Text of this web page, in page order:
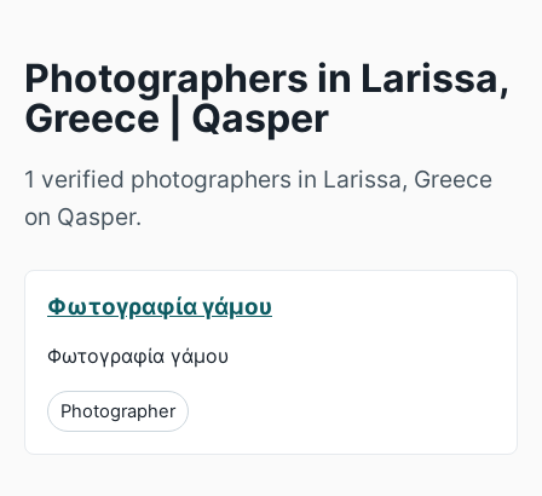
Photographers in Larissa,
Greece | Qasper
1 verified photographers in Larissa, Greece
on Qasper.
Φωτογραφία γάμου
Φωτογραφία γάμου
Photographer